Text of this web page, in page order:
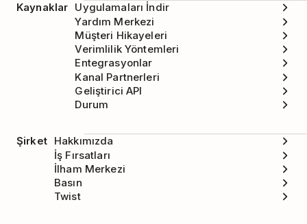
Kaynaklar Uygulamaları İndir
Yardım Merkezi
Müşteri Hikayeleri
Verimlilik Yöntemleri
Entegrasyonlar
Kanal Partnerleri
Geliştirici API
Durum
Şirket Hakkımızda
İş Fırsatları
İlham Merkezi
Basın
Twist